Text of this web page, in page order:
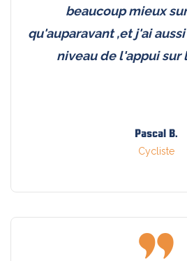
beaucoup mieux
qu'auparavant ,et j'ai
niveau de l'appui sur
Pascal B.
Cycliste